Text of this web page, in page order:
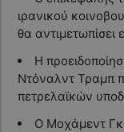
ιρανικού
θα αντιμετωπίσει
Η
Ντόναλντ Τραμπ
πετρελαϊκών
Ο Μοχάμεντ